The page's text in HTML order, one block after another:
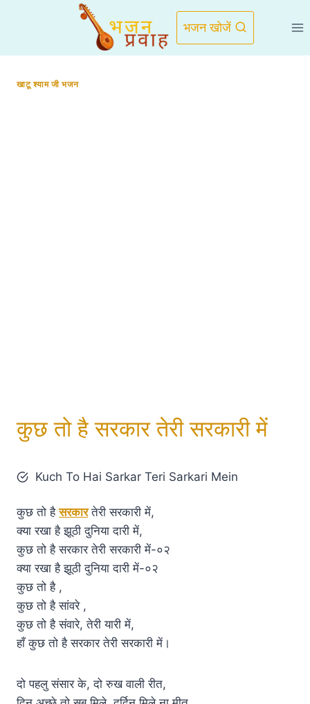
भजन खोजें
खाटू श्याम जी भजन
कुछ तो है सरकार तेरी सरकारी में
Kuch To Hai Sarkar Teri Sarkari Mein
कुछ तो हैसरकारतेरी सरकारी में,
क्या रखा है झूठी दुनिया दारी में,
कुछ तो है सरकार तेरी सरकारी में-०२
क्या रखा है झूठी दुनिया दारी में-०२
कुछ तो है ,
कुछ तो है सांवरे ,
कुछ तो है संवारे, तेरी यारी में,
हाँ कुछ तो है सरकार तेरी सरकारी में।
दो पहलु संसार के, दो रुख वाली रीत,